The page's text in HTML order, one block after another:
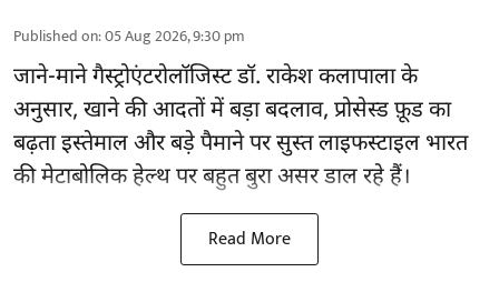
Published on:05 Aug 2026, 9:30 pm
जाने-माने गैस्ट्रोएंटरोलॉजिस्ट डॉ. राकेश कलापाला के
अनुसार, खाने की आदतोंमें बड़ा बदलाव, प्रोसेस्ड फ़ूड का
बढ़ता इस्तेमाल और बड़े पैमाने पर सुस्त लाइफस्टाइल भारत
की मेटाबोलिक हेल्थ पर बहुत बुरा असर डाल रहे हैं।
Read More